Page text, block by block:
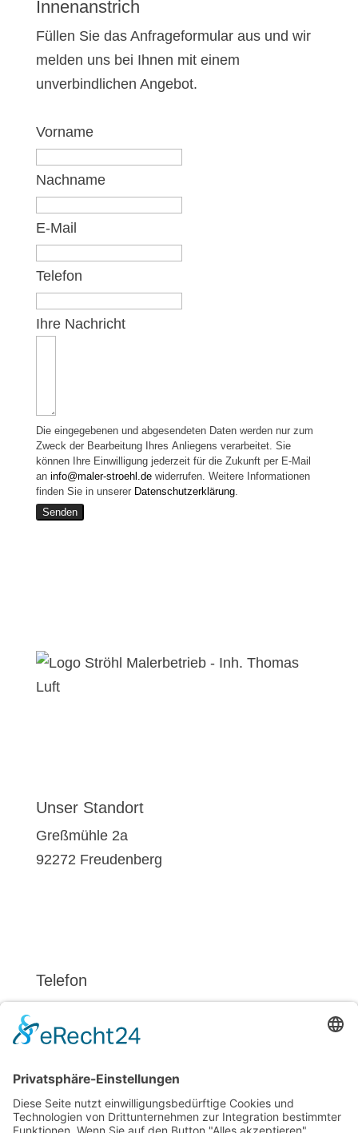
Innenanstrich
Füllen Sie das Anfrageformular aus und wir
melden uns bei Ihnen mit einem
unverbindlichen Angebot.
Vorname
Nachname
E-Mail
Telefon
Ihre Nachricht
Die eingegebenen und abgesendeten Daten werden nur zum
Zweck der Bearbeitung Ihres Anliegens verarbeitet. Sie
können Ihre Einwilligung jederzeit für die Zukunft per E-Mail
an info@maler-stroehl.dewiderrufen. Weitere Informationen
finden Sie in unserer Datenschutzerklärung.
Senden
Unser Standort
Greßmühle 2a
92272 Freudenberg
Telefon
0171 492 29 20